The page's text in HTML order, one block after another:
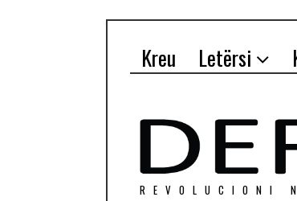
Kreu Letërsi
REVOLUCIONI